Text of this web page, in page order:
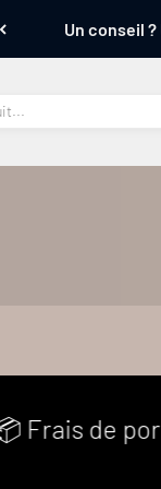
Un conseil
de port